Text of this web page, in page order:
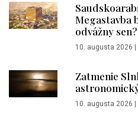
Megastavba
odvážny sen?
10. augusta 2026 |
Zatmenie
10. augusta 2026 |